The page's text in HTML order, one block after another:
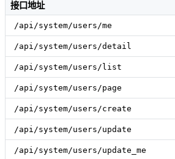
接口地址
/api/system/users/me
/api/system/users/detail
/api/system/users/list
/api/system/users/page
/api/system/users/create
/api/system/users/update
/api/system/users/update_me